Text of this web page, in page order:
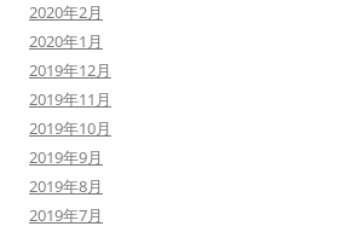
2020年2月
2020年1月
2019年12月
2019年11月
2019年10月
2019年9月
2019年8月
2019年7月